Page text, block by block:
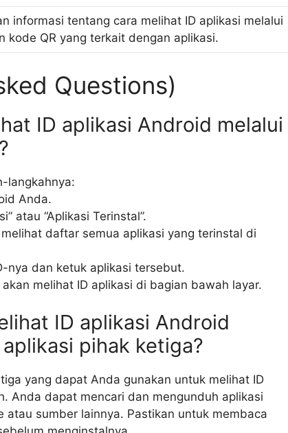
informasi tentang cara melihat ID aplikasi melalui
kode QR yang terkait dengan aplikasi.
Questions)
ID aplikasi Android melalui
langkahnya:
Anda.
atau “Aplikasi Terinstal”.
daftar semua aplikasi yang terinstal di
nya dan ketuk aplikasi tersebut.
melihat ID aplikasi di bagian bawah layar.
ID aplikasi Android
pihak ketiga?
yang dapat Anda gunakan untuk melihat ID
Anda dapat mencari dan mengunduh aplikasi
atau sumber lainnya. Pastikan untuk membaca